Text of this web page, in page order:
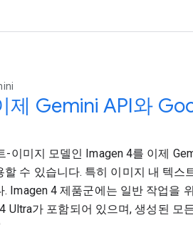
제 Gemini API와
-이미지 모델인 Imagen 4를 이제
할 수 있습니다. 특히 이미지 내 텍스
. Imagen 4 제품군에는 일반 작업을
Ultra가 포함되어 있으며, 생성된 모